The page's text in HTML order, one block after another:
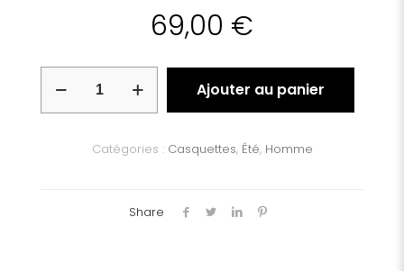
69,00 €
Casquette
Ajouter au panier
Catégories : Casquettes, Été, Homme
Share